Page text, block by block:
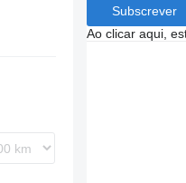
Subscrever
Ao clicar aqui,